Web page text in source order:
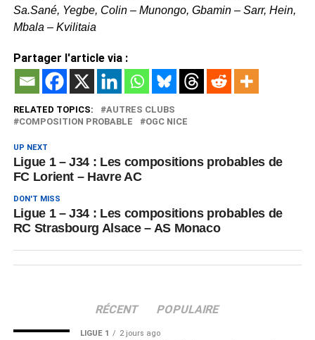
Sa.Sané, Yegbe, Colin – Munongo, Gbamin – Sarr, Hein,
Mbala – Kvilitaia
Partager l'article via :
RELATED TOPICS:
AUTRES CLUBS
COMPOSITION PROBABLE
OGC NICE
UP NEXT
Ligue 1 – J34 : Les compositions probables de
FC Lorient – Havre AC
DON'T MISS
Ligue 1 – J34 : Les compositions probables de
RC Strasbourg Alsace – AS Monaco
RÉCENT POPULAIRE
LIGUE 1 2 jours ago